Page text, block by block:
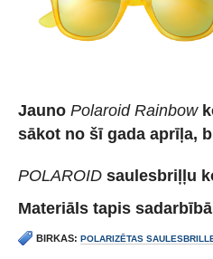
Jauno Polaroid Rainbow
sākot no šī gada aprīļa,
POLAROID saulesbriļļu
Materiāls tapis
BIRKAS: POLARIZĒTAS